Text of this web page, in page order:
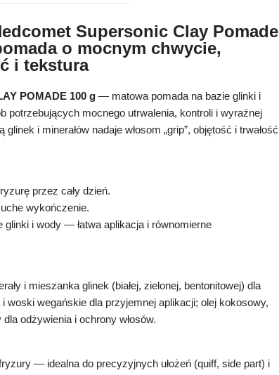
Supersonic Clay Pomade
o mocnym chwycie,
i tekstura
POMADE 100 g — matowa pomada na bazie glinki i
potrzebujących mocnego utrwalenia, kontroli i wyraźnej
i minerałów nadaje włosom „grip”, objętość i trwałość
przez cały dzień.
wykończenie.
glinki i wody — łatwa aplikacja i równomierne
i mieszanka glinek (białej, zielonej, bentonitowej) dla
woski wegańskie dla przyjemnej aplikacji; olej kokosowy,
odżywienia i ochrony włosów.
— idealna do precyzyjnych ułożeń (quiff, side part) i